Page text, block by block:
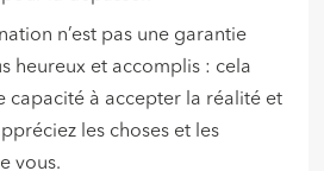
n’est pas une garantie
heureux et accomplis : cela
capacité à accepter la réalité et
les choses et les
vous.